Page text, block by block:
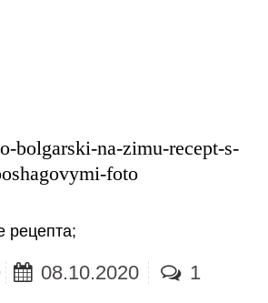
bolgarski-na-zimu-recept-s-
foto
;
08.10.2020 1